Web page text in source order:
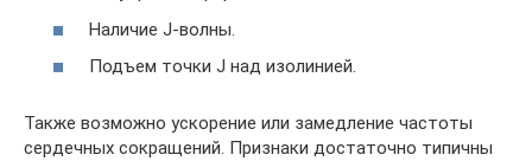
Наличие J-волны.
Подъем точки J над изолинией.
Также возможно ускорение или замедление частоты
сердечных сокращений. Признаки достаточно типичны